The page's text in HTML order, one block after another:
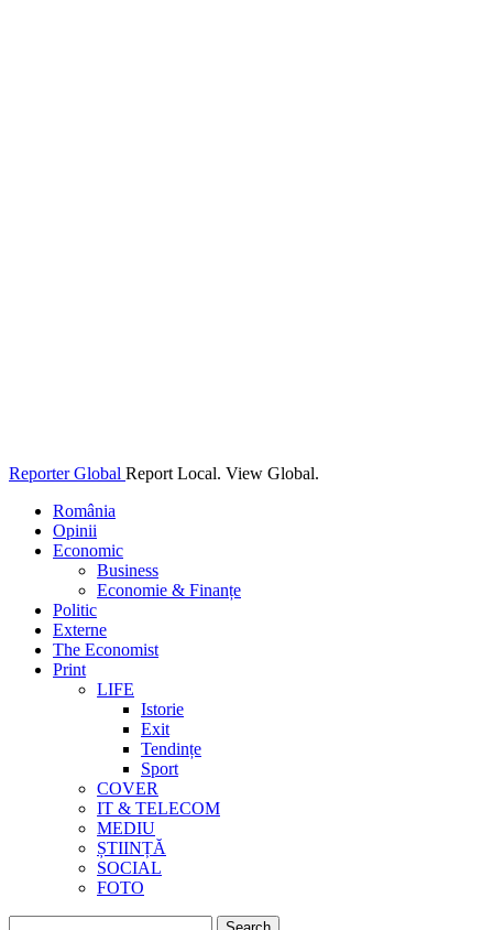
Reporter Global Report Local. View Global.
România
Opinii
Economic
Business
Economie & Finanțe
Politic
Externe
The Economist
Print
LIFE
Istorie
Exit
Tendințe
Sport
COVER
IT & TELECOM
MEDIU
ȘTIINȚĂ
SOCIAL
FOTO